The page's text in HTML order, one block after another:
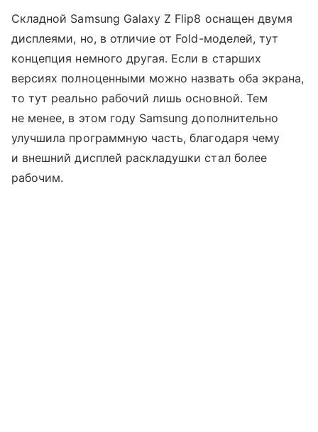
Складной Samsung Galaxy Z Flip8 оснащен двумя
дисплеями, но, в отличие от Fold-моделей, тут
концепция немного другая. Если в старших
версиях полноценными можно назвать оба экрана,
то тут реально рабочий лишь основной. Тем
не менее, в этом году Samsung дополнительно
улучшила программную часть, благодаря чему
и внешний дисплей раскладушки стал более
рабочим.